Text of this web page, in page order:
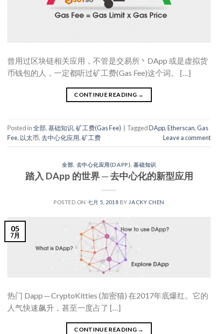
曾用过区块链相关应用，不管是交易所丶DApp 或是虚拟货
币钱包的人，一定都听过矿工费(Gas Fee)这个词。 […]
CONTINUE READING →
Posted in全部,基础知识,矿工费(Gas Fee) TaggedDApp,Etherscan,Gas
Fee, 以太币,去中心化应用,矿工费 Leave a comment
全部 去中心化应用(DAPP) ,基础知识
踏入 DApp 的世界 ─ 去中心化的新型应用
POSTED ON 七月 5, 2018 BY JACKY CHEN
05
7月
热门 Dapp ─ CryptoKitties (加密猫) 在2017年底爆红。它的
人气快速飙升，甚至一度占了 […]
CONTINUE READING →